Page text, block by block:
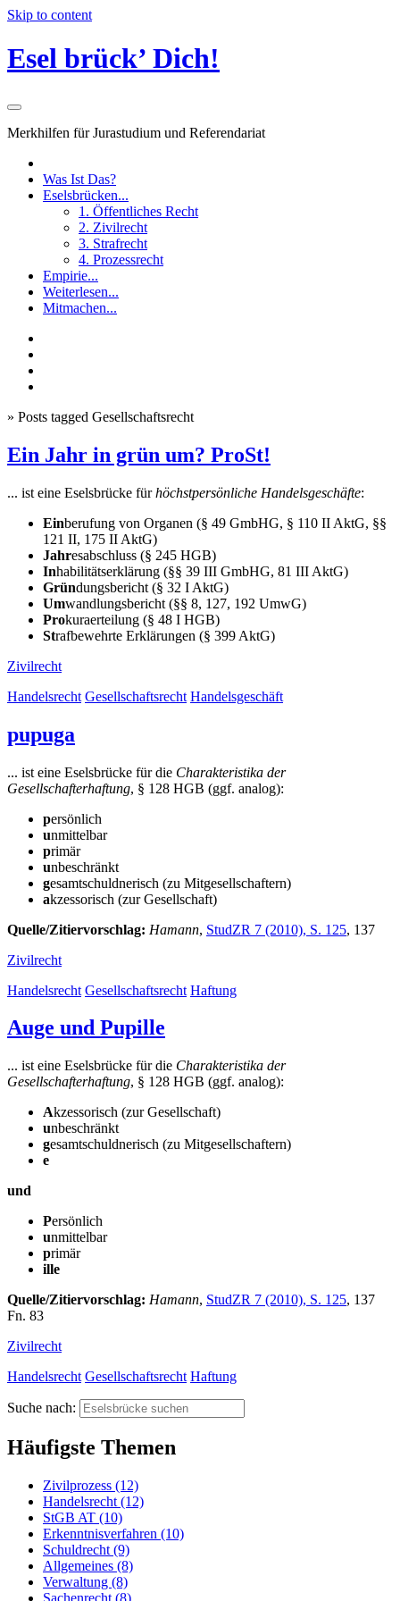
Skip to content
Esel brück’ Dich!
Merkhilfen für Jurastudium und Referendariat
Was Ist Das?
Eselsbrücken...
1. Öffentliches Recht
2. Zivilrecht
3. Strafrecht
4. Prozessrecht
Empirie...
Weiterlesen...
Mitmachen...
» Posts tagged Gesellschaftsrecht
Ein Jahr in grün um? ProSt!
... ist eine Eselsbrücke fürhöchstpersönliche Handelsgeschäfte:
Einberufung von Organen (§ 49 GmbHG, § 110 II AktG, §§
121 II, 175 II AktG)
Jahresabschluss (§ 245 HGB)
Inhabilitätserklärung (§§ 39 III GmbHG, 81 III AktG)
Gründungsbericht (§ 32 I AktG)
Umwandlungsbericht (§§ 8, 127, 192 UmwG)
Prokuraerteilung (§ 48 I HGB)
Strafbewehrte Erklärungen (§ 399 AktG)
Zivilrecht
Handelsrecht Gesellschaftsrecht Handelsgeschäft
pupuga
... ist eine Eselsbrücke für die Charakteristika der
Gesellschafterhaftung, § 128 HGB (ggf. analog):
persönlich
unmittelbar
primär
unbeschränkt
gesamtschuldnerisch (zu Mitgesellschaftern)
akzessorisch (zur Gesellschaft)
Quelle/Zitiervorschlag: Hamann, StudZR 7 (2010), S. 125, 137
Zivilrecht
Handelsrecht Gesellschaftsrecht Haftung
Auge und Pupille
... ist eine Eselsbrücke für die Charakteristika der
Gesellschafterhaftung, § 128 HGB (ggf. analog):
Akzessorisch (zur Gesellschaft)
unbeschränkt
gesamtschuldnerisch (zu Mitgesellschaftern)
e
und
Persönlich
unmittelbar
primär
ille
Quelle/Zitiervorschlag: Hamann, StudZR 7 (2010), S. 125, 137
Fn. 83
Zivilrecht
Handelsrecht Gesellschaftsrecht Haftung
Suche nach:
Häufigste Themen
Zivilprozess (12)
Handelsrecht (12)
StGB AT (10)
Erkenntnisverfahren (10)
Schuldrecht (9)
Allgemeines (8)
Verwaltung (8)